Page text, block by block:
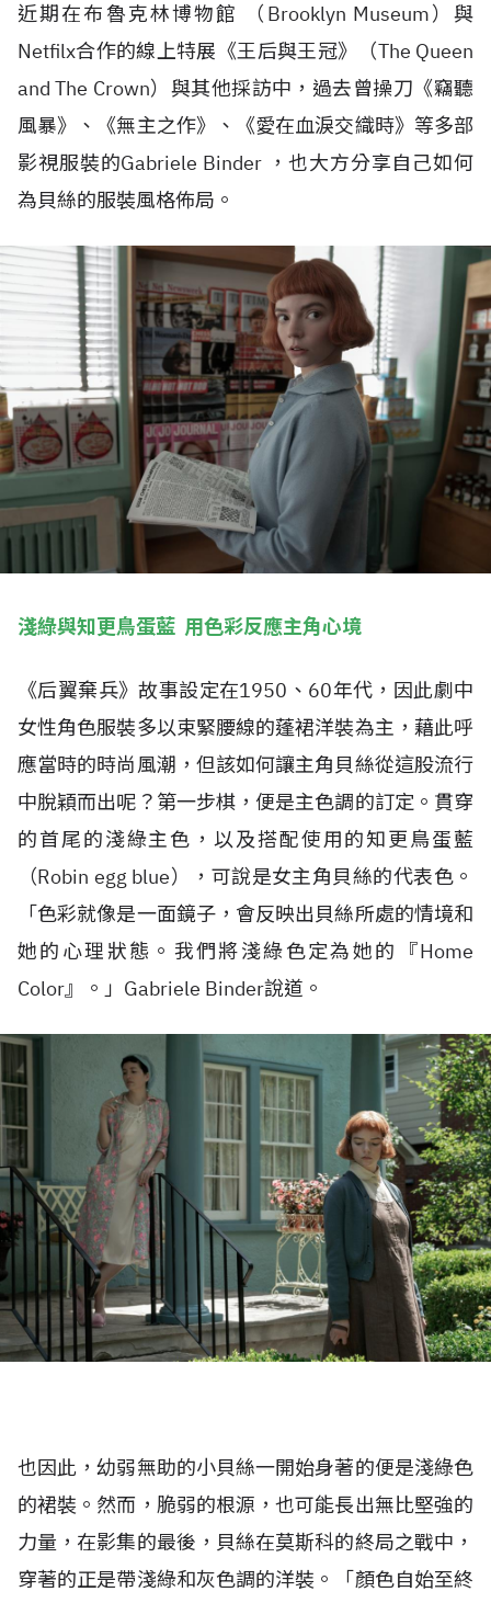
近期在布魯克林博物館 （Brooklyn Museum）與
Netfilx合作的線上特展《王后與王冠》（The Queen
and The Crown）與其他採訪中，過去曾操刀《竊聽
風暴》、《無主之作》、《愛在血淚交織時》等多部
影視服裝的Gabriele Binder ，也大方分享自己如何
為貝絲的服裝風格佈局。
淺綠與知更鳥蛋藍 用色彩反應主角心境
《后翼棄兵》故事設定在1950、60年代，因此劇中
女性角色服裝多以束緊腰線的蓬裙洋裝為主，藉此呼
應當時的時尚風潮，但該如何讓主角貝絲從這股流行
中脫穎而出呢？第一步棋，便是主色調的訂定。貫穿
的首尾的淺綠主色，以及搭配使用的知更鳥蛋藍
（Robin egg blue），可說是女主角貝絲的代表色。
「色彩就像是一面鏡子，會反映出貝絲所處的情境和
她的心理狀態。我們將淺綠色定為她的『Home
Color』。」Gabriele Binder說道。
也因此，幼弱無助的小貝絲一開始身著的便是淺綠色
的裙裝。然而，脆弱的根源，也可能長出無比堅強的
力量，在影集的最後，貝絲在莫斯科的終局之戰中，
穿著的正是帶淺綠和灰色調的洋裝。「顏色自始至終